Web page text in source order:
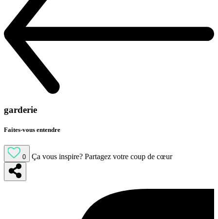
garderie
Faites-vous entendre
0 Ça vous inspire? Partagez votre coup de cœur